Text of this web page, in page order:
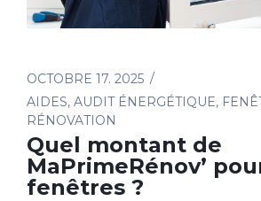
OCTOBRE 17. 2025
AIDES, AUDIT ÉNERGÉTIQUE,
RÉNOVATION
Quel montant de
MaPrimeRénov’
fenêtres ?